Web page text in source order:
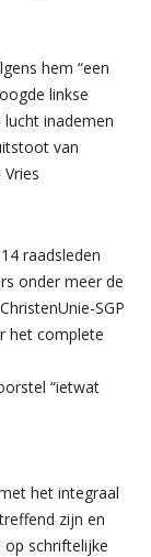
hem “een
linkse
inademen
van
raadsleden
onder meer de
SGP
het complete
“ietwat
het integraal
zijn en
schriftelijke